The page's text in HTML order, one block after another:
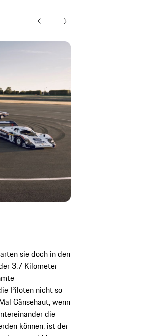
sie doch in den
3,7 Kilometer
Piloten nicht so
Gänsehaut, wenn
die
können, ist der